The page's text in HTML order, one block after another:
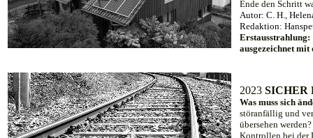
Ende den Schritt
Autor: C. H.,
Redaktion:
Erstausstrahlung:
ausgezeichnet
2023 SICHER
Was muss sich
störanfällig und
übersehen
Kontrollen bei der